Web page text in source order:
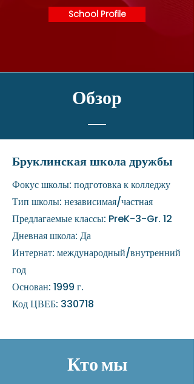
School Profile
Обзор
Бруклинская школа дружбы
Фокус школы: подготовка к колледжу
Тип школы: независимая/частная
Предлагаемые классы: PreK-3-Gr. 12
Дневная школа: Да
Интернат: международный/внутренний
год
Основан: 1999 г.
Код ЦВЕБ: 330718
Кто мы